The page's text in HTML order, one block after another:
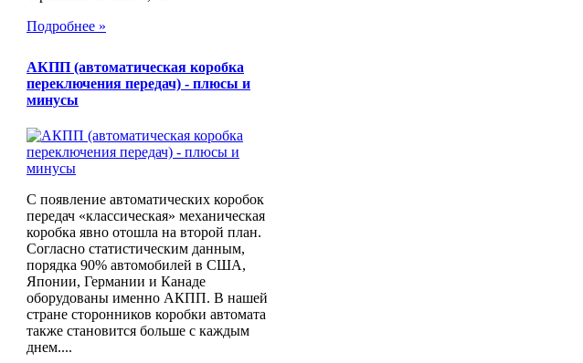
Подробнее »
АКПП (автоматическая коробка
переключения передач) - плюсы и
минусы
С появление автоматических коробок
передач «классическая» механическая
коробка явно отошла на второй план.
Согласно статистическим данным,
порядка 90% автомобилей в США,
Японии, Германии и Канаде
оборудованы именно АКПП. В нашей
стране сторонников коробки автомата
также становится больше с каждым
днем....